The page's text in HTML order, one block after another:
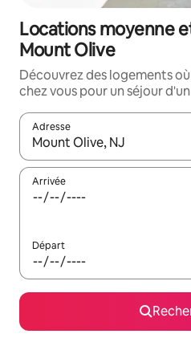
Locations moyenne
Mount Olive
Découvrez des logements
chez vous pour un séjour
Adresse
Lorsque les résultats
Arrivée
Départ